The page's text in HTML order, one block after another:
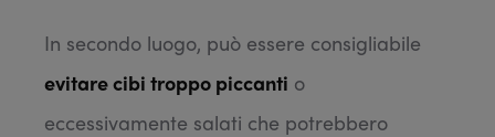
In secondo luogo, può essere consigliabile
evitare cibi troppo piccanti o
eccessivamente salati che potrebbero